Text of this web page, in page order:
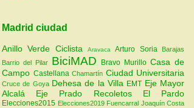
Madrid ciudad
Anillo Verde Ciclista AravacaArturo Soria
Barajas
Barrio del Pilar BiciMAD Bravo MurilloCasa de
Campo Castellana Chamartín Ciudad Universitaria
Cruce de Goya Dehesa de la Villa EMT Eje Mayor
Alcalá Eje Prado Recoletos El Pardo
Elecciones2015 Elecciones2019 Fuencarral Joaquín Costa